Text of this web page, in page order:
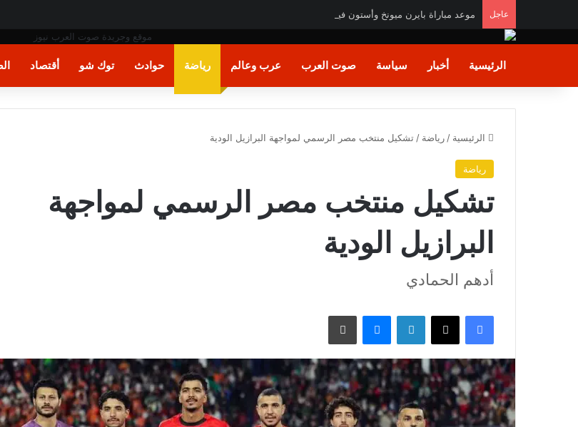
عاجل موعد مباراة بايرن ميونخ وأستون فيلا وديا والقنوات الناقلة
الرئيسية أخبار سياسة صوت العرب عرب وعالم رياضة حوادث توك شو أقتصاد
الرئيسية / رياضة / تشكيل منتخب مصر الرسمي لمواجهة البرازيل الودية
رياضة
تشكيل منتخب مصر الرسمي لمواجهة
البرازيل الودية
أدهم الحمادي
فيسبوك X لينكدإن ماسنجر طباعة